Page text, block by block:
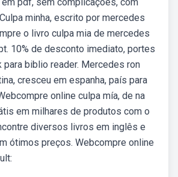
minha, escrito por mercedes
o livro culpa mia de mercedes
10% de desconto imediato, portes
para biblio reader. Mercedes ron
cresceu em espanha, país para
online culpa mía, de na
em milhares de produtos com o
diversos livros em inglês e
ótimos preços. Webcompre online